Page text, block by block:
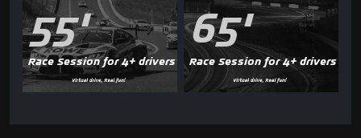
55'
Race Session for 4+ drivers
65'
Race Session for 4+ drivers